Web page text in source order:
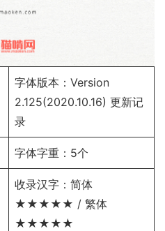
字体版本：Version
2.125(2020.10.16) 更新记
录
字体字重：5个
收录汉字：简体
★★★★★ / 繁体
★★★★★